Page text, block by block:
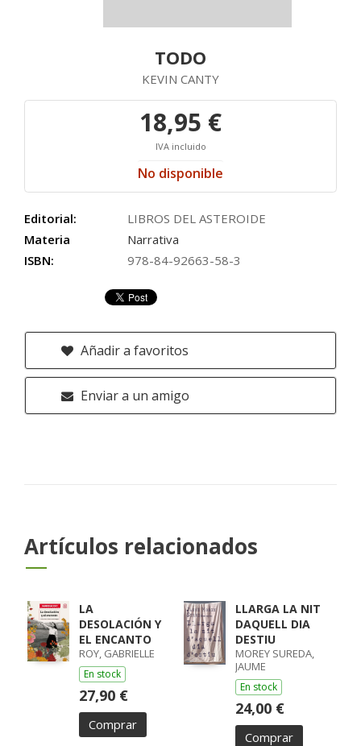
TODO
KEVIN CANTY
18,95 €
IVA incluido
No disponible
Editorial:
LIBROS DEL ASTEROIDE
Materia
Narrativa
ISBN:
978-84-92663-58-3
Añadir a favoritos
Enviar a un amigo
Artículos relacionados
LA
DESOLACIÓN Y
EL ENCANTO
ROY, GABRIELLE
En stock
27,90 €
Comprar
LLARGA LA NIT
DAQUELL DIA
DESTIU
MOREY SUREDA,
JAUME
En stock
24,00 €
Comprar